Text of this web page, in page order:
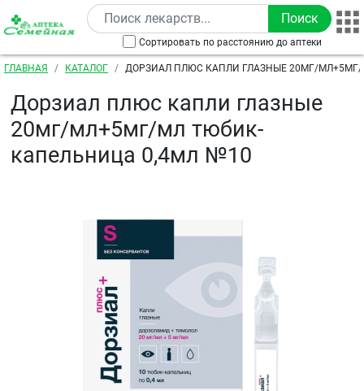
Перейти к основному содержанию
Сортировать по расстоянию до аптеки
Строка навигации
ГЛАВНАЯ КАТАЛОГ
ДОРЗИАЛ ПЛЮС КАПЛИ ГЛАЗНЫЕ 20МГ/
Дорзиал плюс капли глазные
20мг/мл+5мг/мл тюбик-
капельница 0,4мл №10